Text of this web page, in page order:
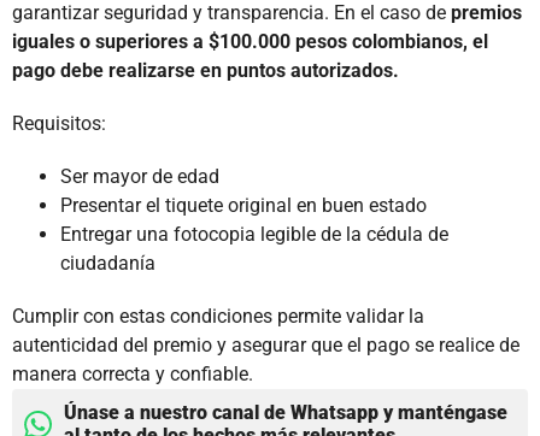
garantizar seguridad y transparencia. En el caso de premios
iguales o superiores a $100.000 pesos colombianos, el
pago debe realizarse en puntos autorizados.
Requisitos:
Ser mayor de edad
Presentar el tiquete original en buen estado
Entregar una fotocopia legible de la cédula de
ciudadanía
Cumplir con estas condiciones permite validar la
autenticidad del premio y asegurar que el pago se realice de
manera correcta y confiable.
Únase a nuestro canal de Whatsapp y manténgase